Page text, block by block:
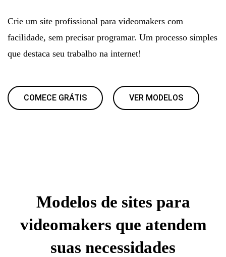
Crie um site profissional para videomakers com
facilidade, sem precisar programar. Um processo simples
que destaca seu trabalho na internet!
COMECE GRÁTIS VER MODELOS
Modelos de sites para
videomakers que atendem
suas necessidades